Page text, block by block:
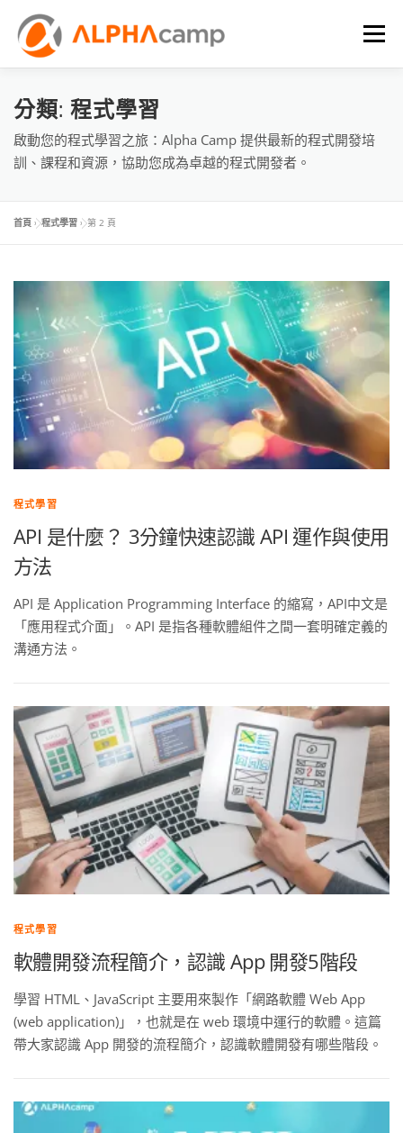
選單
首頁 課程內容
FAQ
分類: 程式學習
啟動您的程式學習之旅：Alpha Camp 提供最新的程式開發培
訓、課程和資源，協助您成為卓越的程式開發者。
首頁 »程式學習 »第 2 頁
程式學習
API 是什麼？ 3分鐘快速認識 API 運作與使用
方法
API 是 Application Programming Interface 的縮寫，API中文是
「應用程式介面」。API 是指各種軟體組件之間一套明確定義的
溝通方法。
程式學習
軟體開發流程簡介，認識 App 開發5階段
學習 HTML、JavaScript 主要用來製作「網路軟體 Web App
(web application)」，也就是在 web 環境中運行的軟體。這篇
帶大家認識 App 開發的流程簡介，認識軟體開發有哪些階段。